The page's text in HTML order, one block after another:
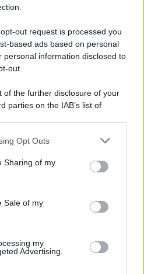
out request is processed you
based ads based on personal
personal information disclosed to
out.
of the further disclosure of your
parties on the IAB’s list of
disclosed by us to third parties
app uses one or more Google
store information including but
behaviour. You may click to
and its third-party tags to
Opt Outs
Sharing of my
Sale of my
my
Advertising.
Francia